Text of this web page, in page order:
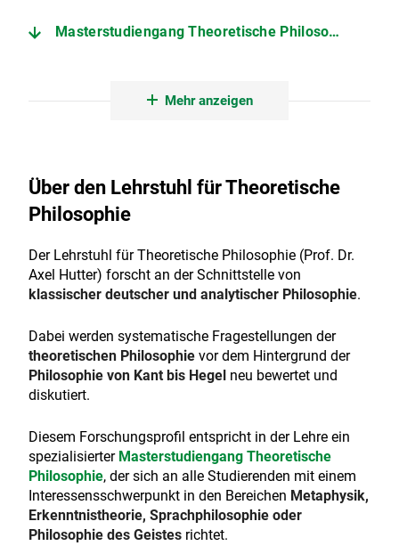
Masterstudiengang Theoretische Philosophie
Kontakt und Adresse
Personen am Lehrstuhl für Theoretische Philosophie
Mehr anzeigen
Über den Lehrstuhl für Theoretische
Philosophie
Der Lehrstuhl für Theoretische Philosophie (Prof. Dr.
Axel Hutter) forscht an der Schnittstelle von
klassischer deutscher und analytischer Philosophie.
Dabei werden systematische Fragestellungen der
theoretischen Philosophie vor dem Hintergrund der
Philosophie von Kant bis Hegel neu bewertet und
diskutiert.
Diesem Forschungsprofil entspricht in der Lehre ein
spezialisierter Masterstudiengang Theoretische
Philosophie, der sich an alle Studierenden mit einem
Interessensschwerpunkt in den Bereichen Metaphysik,
Erkenntnistheorie, Sprachphilosophie oder
Philosophie des Geistes richtet.